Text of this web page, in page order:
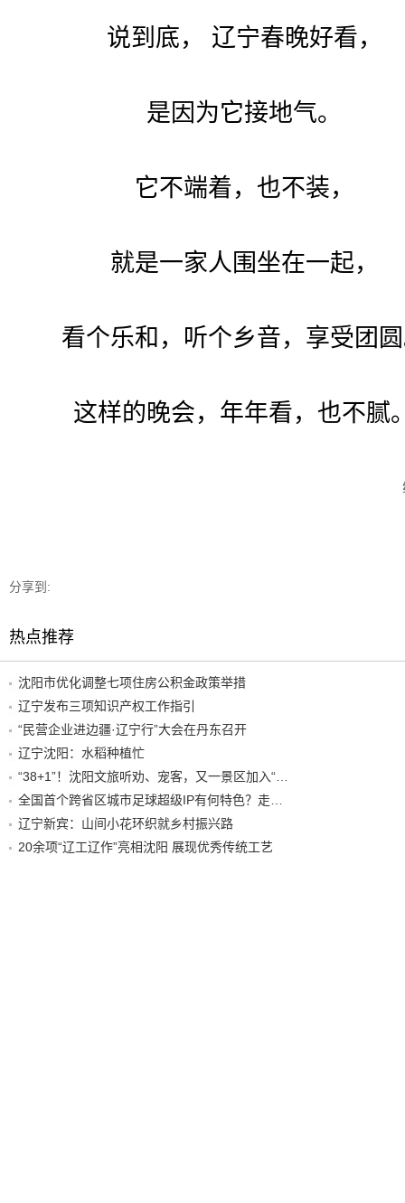
说到底， 辽宁春晚好看，
是因为它接地气。
它不端着，也不装，
就是一家人围坐在一起，
看个乐和，听个乡音，享受团
这样的晚会，年年看，也不腻
分享到:
热点推荐
沈阳市优化调整七项住房公积金政策举措
辽宁发布三项知识产权工作指引
“民营企业进边疆·辽宁行”大会在丹东召开
辽宁沈阳：水稻种植忙
辽宁新宾：山间小花环织就乡村振兴路
20余项“辽工辽作”亮相沈阳 展现优秀传统工艺